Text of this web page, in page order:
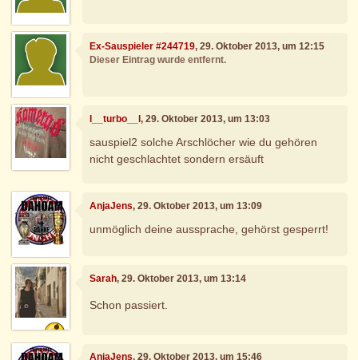
Ex-Sauspieler #244719, 29. Oktober 2013, um 12:15
Dieser Eintrag wurde entfernt.
l__turbo__l, 29. Oktober 2013, um 13:03
sauspiel2 solche Arschlöcher wie du gehören
nicht geschlachtet sondern ersäuft
AnjaJens, 29. Oktober 2013, um 13:09
unmöglich deine aussprache, gehörst gesperrt!
Sarah, 29. Oktober 2013, um 13:14
Schon passiert.
AnjaJens, 29. Oktober 2013, um 15:46